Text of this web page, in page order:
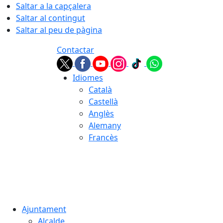
Saltar a la capçalera
Saltar al contingut
Saltar al peu de pàgina
Contactar
Idiomes
Català
Castellà
Anglès
Alemany
Francès
Ajuntament